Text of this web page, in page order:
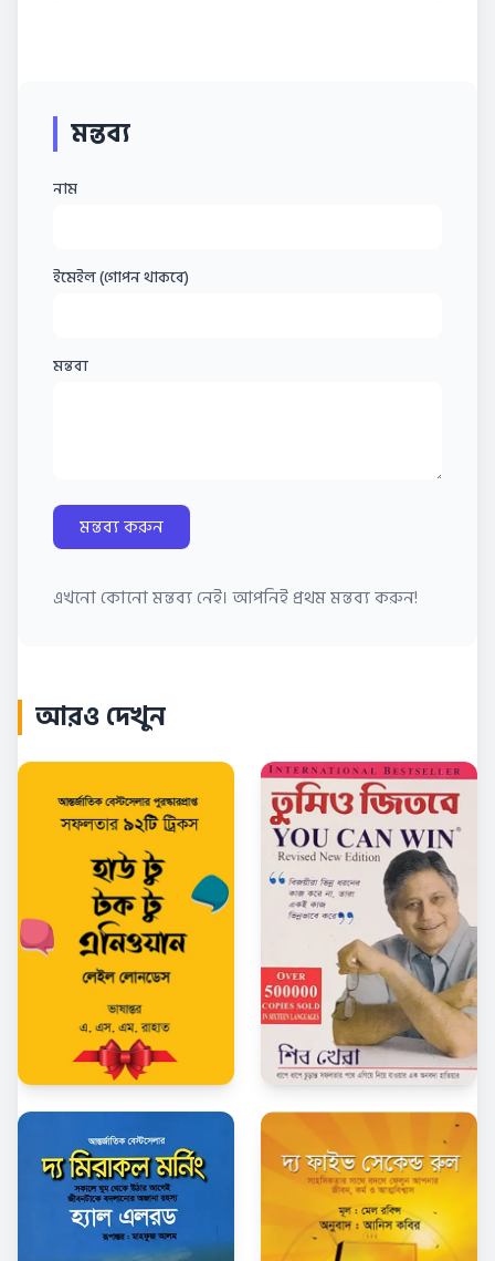
মন্তব্য
নাম
ইমেইল (গোপন থাকবে)
মন্তব্য
মন্তব্য করুন
এখনো কোনো মন্তব্য নেই। আপনিই প্রথম মন্তব্য করুন!
আরও দেখুন